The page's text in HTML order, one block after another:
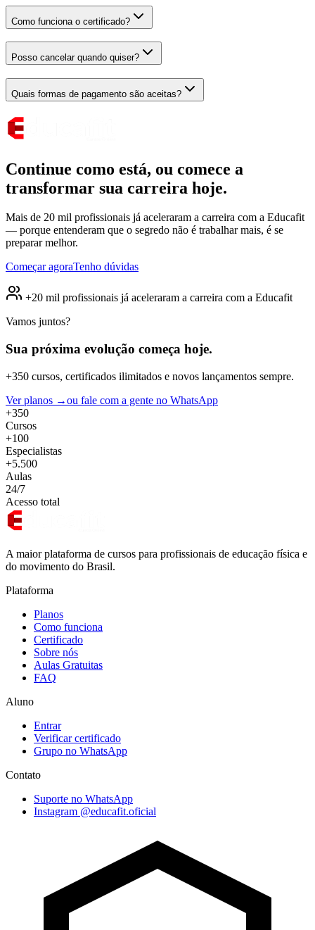
Como funciona o certificado?
Posso cancelar quando quiser?
Quais formas de pagamento são aceitas?
Continue como está, ou comece a
transformar sua carreira hoje.
Mais de 20 mil profissionais já aceleraram a carreira com a Educafit
— porque entenderam que o segredo não é trabalhar mais, é se
preparar melhor.
Começar agoraTenho dúvidas
+20 mil profissionais já aceleraram a carreira com a Educafit
Vamos juntos?
Sua próxima evolução começa hoje.
+350 cursos, certificados ilimitados e novos lançamentos sempre.
Ver planos →ou fale com a gente no WhatsApp
+350
Cursos
+100
Especialistas
+5.500
Aulas
24/7
Acesso total
A maior plataforma de cursos para profissionais de educação física e
do movimento do Brasil.
Plataforma
Planos
Como funciona
Certificado
Sobre nós
Aulas Gratuitas
FAQ
Aluno
Entrar
Verificar certificado
Grupo no WhatsApp
Contato
Suporte no WhatsApp
Instagram @educafit.oficial